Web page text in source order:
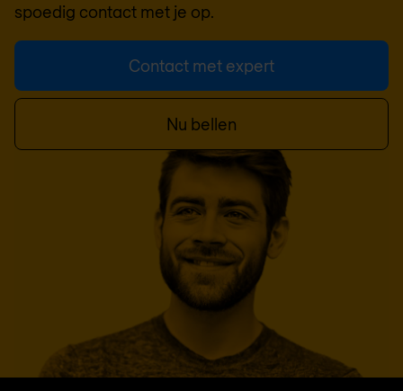
spoedig contact met je op.
Contact met expert
Nu bellen